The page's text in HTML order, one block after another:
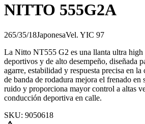
NITTO 555G2A
265/35/18JaponesaVel. YIC 97
La Nitto NT555 G2 es una llanta ultra high
deportivos y de alto desempeño, diseñada
agarre, estabilidad y respuesta precisa en
de banda de rodadura mejora el frenado en
ruido y proporciona mayor control a altas
conducción deportiva en calle.
SKU: 9050618